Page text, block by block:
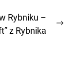
Rybniku –
z Rybnika